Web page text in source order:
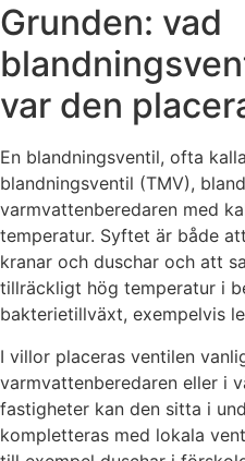
Grunden: vad
var den
En blandningsventil, ofta
blandningsventil (TMV),
varmvattenberedaren med
temperatur. Syftet är både
kranar och duschar och att
tillräckligt hög temperatur i
bakterietillväxt, exempelvis
I villor placeras ventilen
varmvattenberedaren eller i
fastigheter kan den sitta i
kompletteras med lokala